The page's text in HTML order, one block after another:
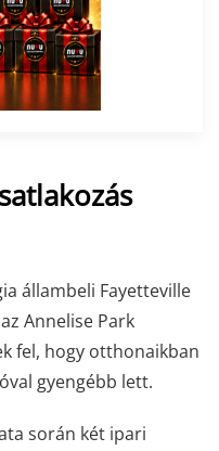
állambeli Fayetteville
Annelise Park
fel, hogy otthonaikban
gyengébb lett.
során két ipari